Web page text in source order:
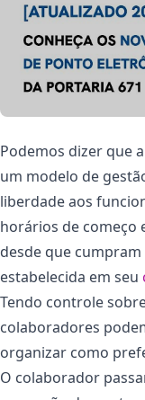
Podemos dizer que
um modelo de
liberdade aos
horários de começo
desde que
estabelecida em seu
Tendo controle
colaboradores
organizar como
O colaborador